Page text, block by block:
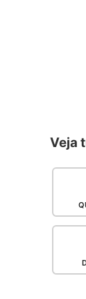
Veja